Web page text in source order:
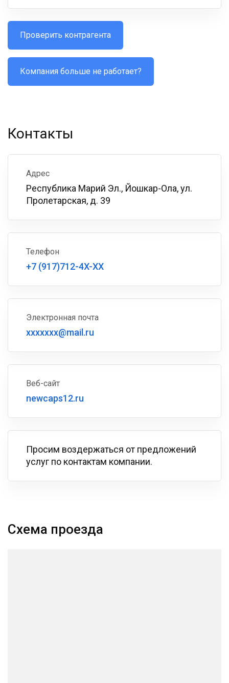
Проверить контрагента
Компания больше не работает?
Контакты
Адрес
Республика Марий Эл., Йошкар-Ола, ул.
Пролетарская, д. 39
Телефон
+7 (917)712-4X-XX
Электронная почта
xxxxxxx@mail.ru
Веб-сайт
newcaps12.ru
Просим воздержаться от предложений
услуг по контактам компании.
Схема проезда